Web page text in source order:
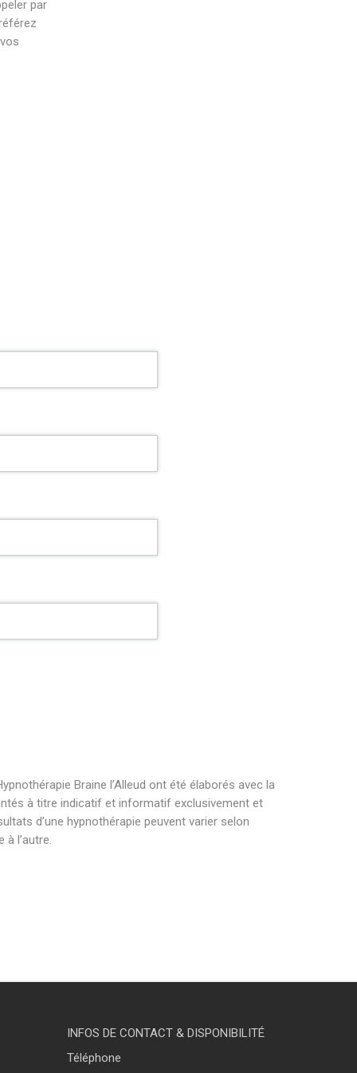
par
Braine l’Alleud ont été élaborés avec la
à titre indicatif et informatif exclusivement et
d’une hypnothérapie peuvent varier selon
l’autre.
INFOS DE CONTACT & DISPONIBILITÉ
Téléphone